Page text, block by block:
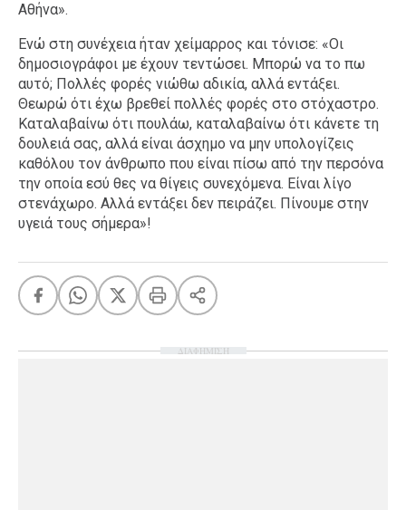
Αθήνα».
Ενώ στη συνέχεια ήταν χείμαρρος και τόνισε: «Οι
δημοσιογράφοι με έχουν τεντώσει. Μπορώ να το πω
αυτό; Πολλές φορές νιώθω αδικία, αλλά εντάξει.
Θεωρώ ότι έχω βρεθεί πολλές φορές στο στόχαστρο.
Καταλαβαίνω ότι πουλάω, καταλαβαίνω ότι κάνετε τη
δουλειά σας, αλλά είναι άσχημο να μην υπολογίζεις
καθόλου τον άνθρωπο που είναι πίσω από την περσόνα
την οποία εσύ θες να θίγεις συνεχόμενα. Είναι λίγο
στενάχωρο. Αλλά εντάξει δεν πειράζει. Πίνουμε στην
υγειά τους σήμερα»!
ΔΙΑΦΗΜΙΣΗ